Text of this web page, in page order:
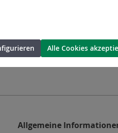
Allgemeine
Alle Cookies